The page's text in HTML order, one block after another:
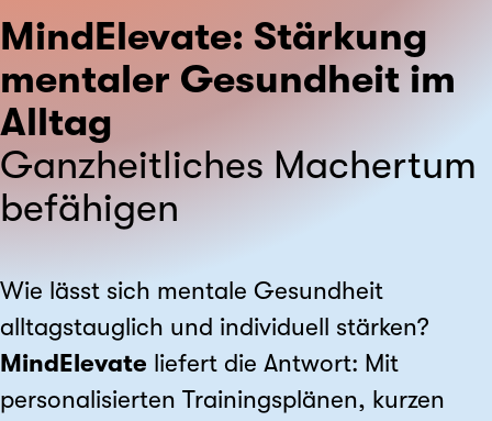
MindElevate: Stärkung
mentaler Gesundheit im
Alltag
Ganzheitliches Machertum
befähigen
Wie lässt sich mentale Gesundheit
alltagstauglich und individuell stärken?
MindElevate liefert die Antwort: Mit
personalisierten Trainingsplänen, kurzen